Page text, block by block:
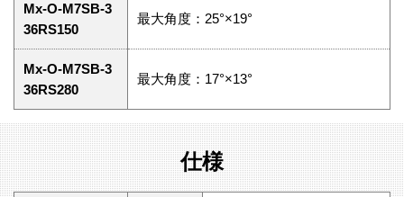
Mx-O-M7SB-3
36RS150
最大角度：25°×19°
Mx-O-M7SB-3
36RS280
最大角度：17°×13°
仕様